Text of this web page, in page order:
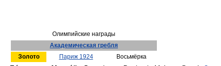
Олимпийские награды
Академическая гребля
Золото
Париж 1924 Восьмёрка